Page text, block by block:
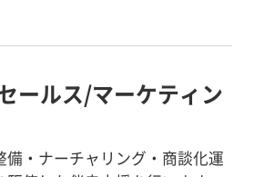
ールス/マーケティン
備・ナーチャリング・商談化運